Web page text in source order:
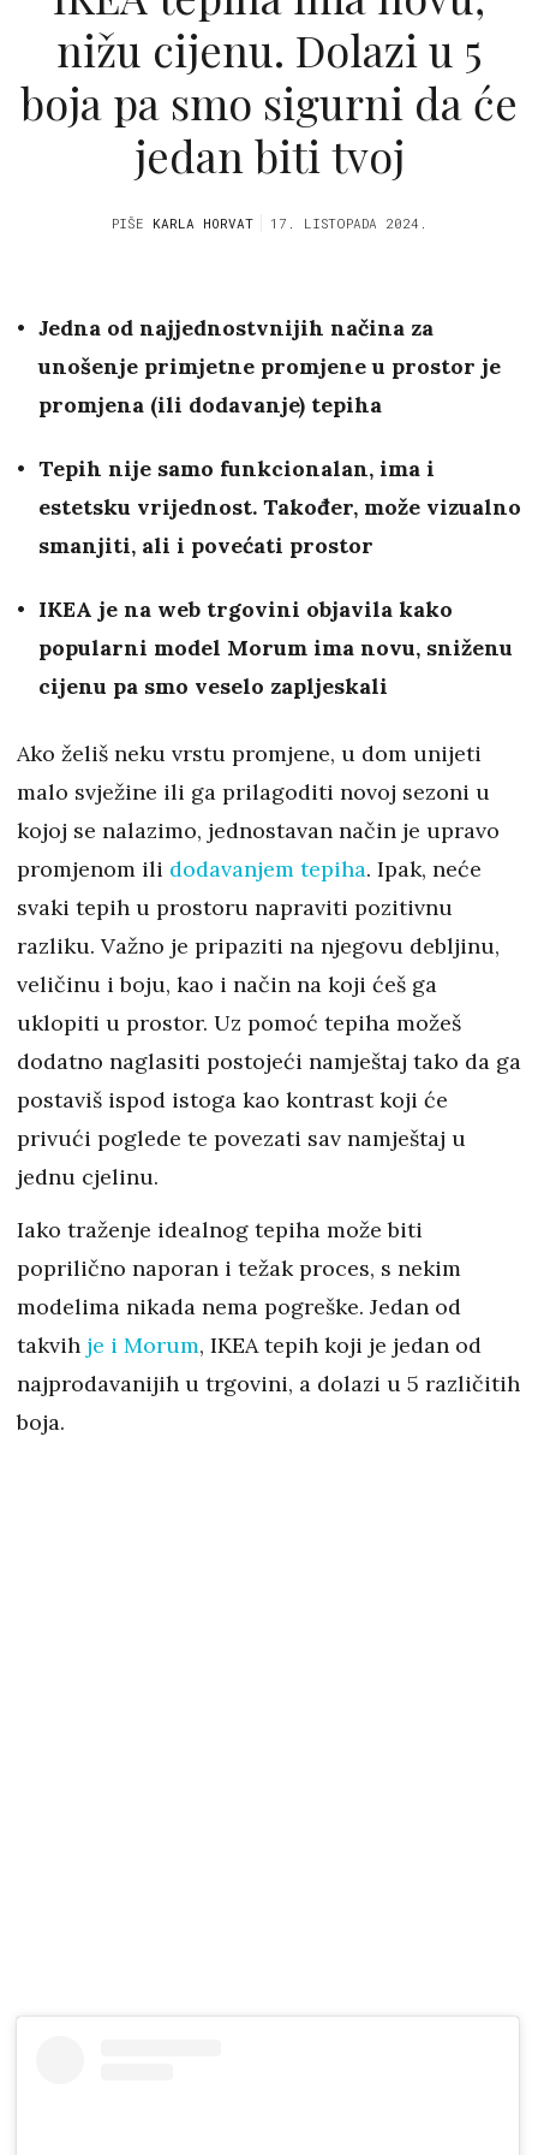
nižu cijenu. Dolazi u 5
boja pa smo sigurni da će
jedan biti tvoj
PIŠE KARLA HORVAT 17. LISTOPADA 2024.
Jedna od najjednostvnijih načina za
unošenje primjetne promjene u prostor je
promjena (ili dodavanje) tepiha
Tepih nije samo funkcionalan, ima i
estetsku vrijednost. Također, može vizualno
smanjiti, ali i povećati prostor
IKEA je na web trgovini objavila kako
popularni model Morum ima novu, sniženu
cijenu pa smo veselo zapljeskali
Ako želiš neku vrstu promjene, u dom unijeti
malo svježine ili ga prilagoditi novoj sezoni u
kojoj se nalazimo, jednostavan način je upravo
promjenom ili dodavanjem tepiha. Ipak, neće
svaki tepih u prostoru napraviti pozitivnu
razliku. Važno je pripaziti na njegovu debljinu,
veličinu i boju, kao i način na koji ćeš ga
uklopiti u prostor. Uz pomoć tepiha možeš
dodatno naglasiti postojeći namještaj tako da ga
postaviš ispod istoga kao kontrast koji će
privući poglede te povezati sav namještaj u
jednu cjelinu.
Iako traženje idealnog tepiha može biti
poprilično naporan i težak proces, s nekim
modelima nikada nema pogreške. Jedan od
takvih je i Morum, IKEA tepih koji je jedan od
najprodavanijih u trgovini, a dolazi u 5 različitih
boja.